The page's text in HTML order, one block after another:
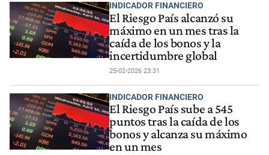
INDICADOR FINANCIERO
El Riesgo País alcanzó su
máximo en un mes tras la
caída de los bonos y la
incertidumbre global
25-02-2026 23:31
INDICADOR FINANCIERO
El Riesgo País sube a 545
puntos tras la caída de los
bonos y alcanza su máximo
en un mes